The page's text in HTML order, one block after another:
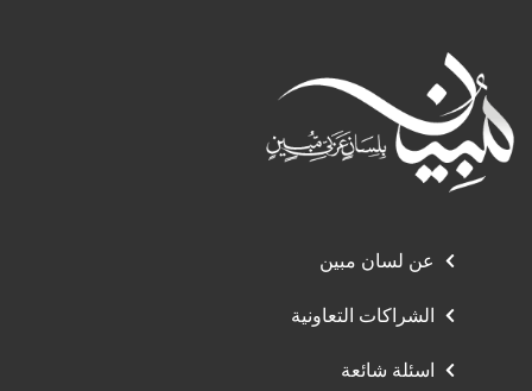
عن لسان مبين
الشراكات التعاونية
اسئلة شائعة